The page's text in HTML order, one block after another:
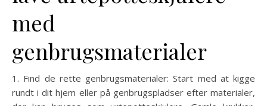
med
genbrugsmaterialer
1. Find de rette genbrugsmaterialer: Start med at kigge
rundt i dit hjem eller på genbrugspladser efter materialer,